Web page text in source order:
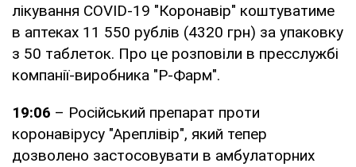
лікування COVID-19 "Коронавір" коштуватиме
в аптеках 11 550 рублів (4320 грн) за упаковку
з 50 таблеток. Про це розповіли в пресслужбі
компанії-виробника "Р-Фарм".
19:06 – Російський препарат проти
коронавірусу "Ареплівір", який тепер
дозволено застосовувати в амбулаторних